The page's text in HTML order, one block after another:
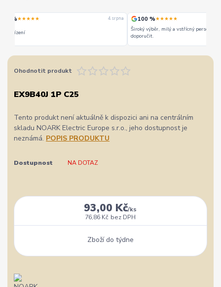
100 % 4. srpna
Široký výběr, milý a vstřícný personál. Mohu jedině
doporučit.
100 %
Vše super
Ohodnotit produkt
EX9B40J 1P C25
Tento produkt není aktuálně k dispozici ani na centrálním
skladu NOARK Electric Europe s.r.o., jeho dostupnost je
neznámá. POPIS PRODUKTU
Dostupnost NA DOTAZ
93,00 Kč/ks
76,86 Kč bez DPH
Zboží do týdne